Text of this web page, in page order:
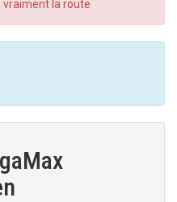
vraiment la route